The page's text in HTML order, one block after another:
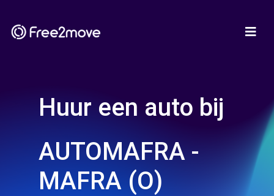
Huur een auto bij
AUTOMAFRA -
MAFRA (O)